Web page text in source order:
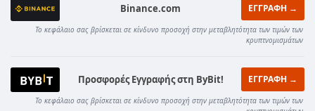
Binance.com ΕΓΓΡΑΦΗ →
Το κεφάλαιο σας βρίσκεται σε κίνδυνο προσοχή στην μεταβλητότητα των τιμών των
κρυπτνομισμάτων
Προσφορές Εγγραφής στη ByBit! ΕΓΓΡΑΦΗ →
Το κεφάλαιο σας βρίσκεται σε κίνδυνο προσοχή στην μεταβλητότητα των τιμών των